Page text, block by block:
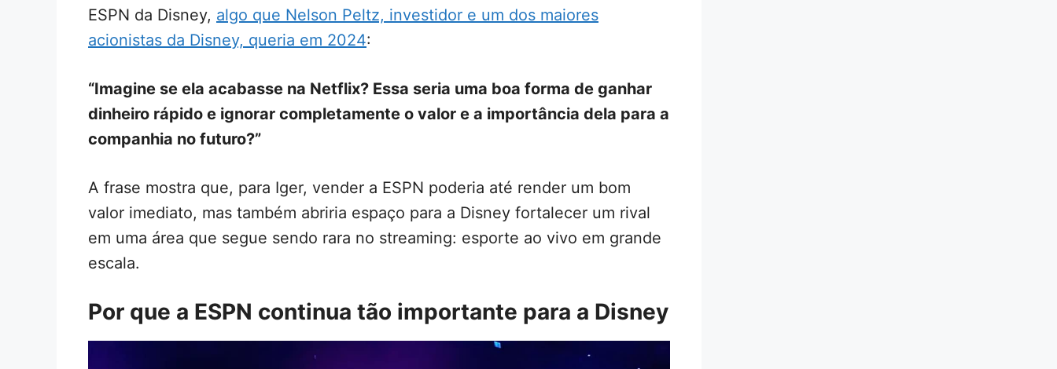
ESPN da Disney, algo que Nelson Peltz, investidor e um dos maiores
acionistas da Disney, queria em 2024:
“Imagine se ela acabasse na Netflix? Essa seria uma boa forma de ganhar
dinheiro rápido e ignorar completamente o valor e a importância dela para a
companhia no futuro?”
A frase mostra que, para Iger, vender a ESPN poderia até render um bom
valor imediato, mas também abriria espaço para a Disney fortalecer um rival
em uma área que segue sendo rara no streaming: esporte ao vivo em grande
escala.
Por que a ESPN continua tão importante para a Disney